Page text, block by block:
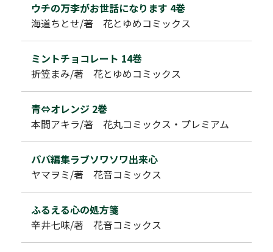
ウチの万李がお世話になります 4巻
海道ちとせ/著 花とゆめコミックス
ミントチョコレート 14巻
折笠まみ/著 花とゆめコミックス
青⇔オレンジ 2巻
本間アキラ/著 花丸コミックス・プレミアム
パパ編集ラブソワソワ出来心
ヤマヲミ/著 花音コミックス
ふるえる心の処方箋
辛井七味/著 花音コミックス